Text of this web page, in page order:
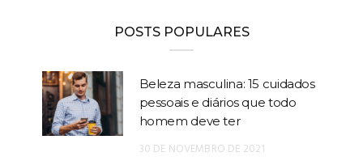
POSTS POPULARES
Beleza masculina: 15 cuidados
pessoais e diários que todo
homem deve ter
30 DE NOVEMBRO DE 2021